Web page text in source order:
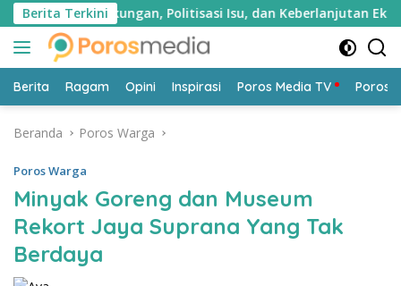
Langsung
ke
konten
Berita TerkiniPolitisasi Isu, dan Keberlanjutan Ekonomi Warga
Berita Ragam Opini Inspirasi Poros Media TV Poros
Beranda Poros Warga
Poros Warga
Minyak Goreng dan Museum
Rekort Jaya Suprana Yang Tak
Berdaya